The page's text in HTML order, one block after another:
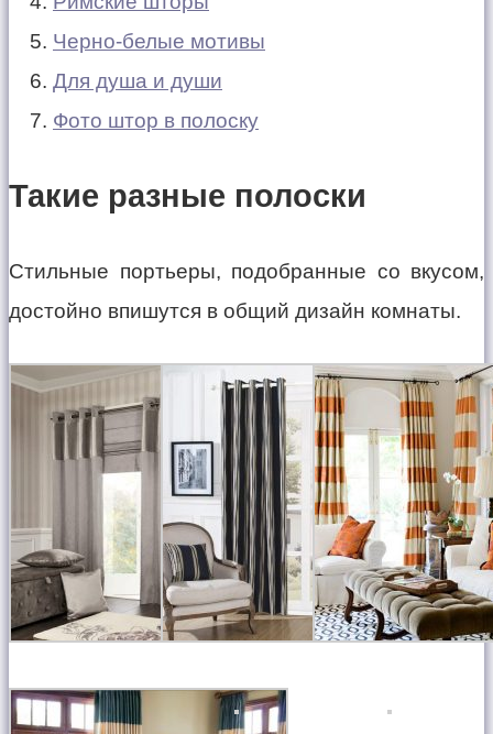
Черно-белые мотивы
Для душа и души
Фото штор в полоску
Такие разные полоски
Стильные портьеры, подобранные со вкусом,
достойно впишутся в общий дизайн комнаты.